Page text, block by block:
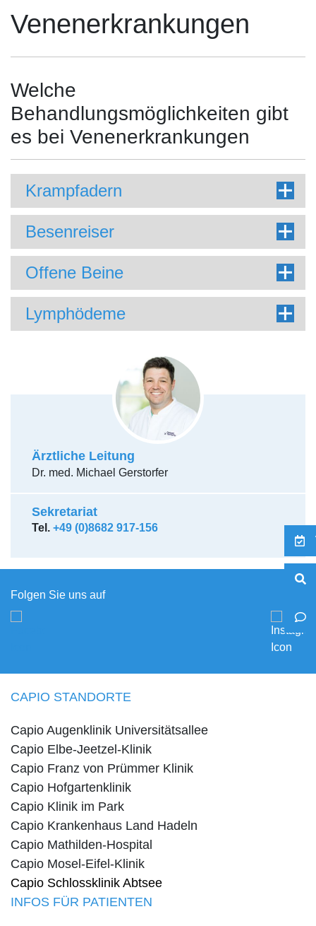
Venenerkrankungen
Welche
Behandlungsmöglichkeiten gibt
es bei Venenerkrankungen
Krampfadern
Besenreiser
Offene Beine
Lymphödeme
Ärztliche Leitung
Dr. med. Michael Gerstorfer
Sekretariat
Tel. +49 (0)8682 917-156
Folgen Sie uns auf
CAPIO STANDORTE
Capio Augenklinik Universitätsallee
Capio Elbe-Jeetzel-Klinik
Capio Franz von Prümmer Klinik
Capio Hofgartenklinik
Capio Klinik im Park
Capio Krankenhaus Land Hadeln
Capio Mathilden-Hospital
Capio Mosel-Eifel-Klinik
Capio Schlossklinik Abtsee
INFOS FÜR PATIENTEN